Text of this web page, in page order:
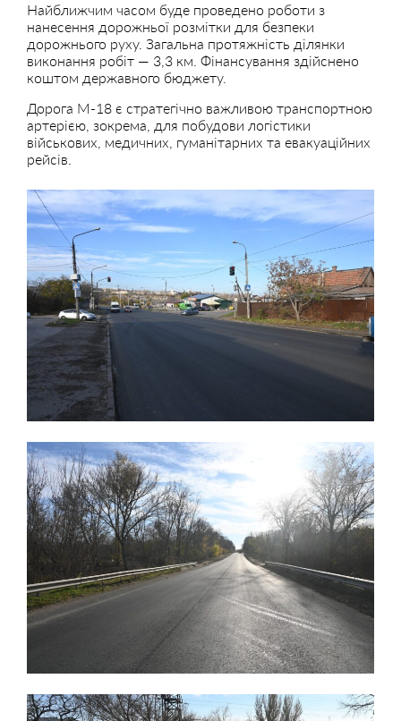
Найближчим часом буде проведено роботи з
нанесення дорожньої розмітки для безпеки
дорожнього руху. Загальна протяжність ділянки
виконання робіт — 3,3 км. Фінансування здійснено
коштом державного бюджету.
Дорога М-18 є стратегічно важливою транспортною
артерією, зокрема, для побудови логістики
військових, медичних, гуманітарних та евакуаційних
рейсів.